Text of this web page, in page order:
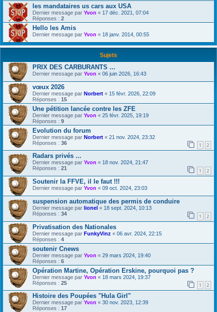
les mandataires us cars aux USA
Dernier message par Yvon « 17 déc. 2021, 07:04
Réponses : 2
Hello les Amis
Dernier message par Yvon « 18 janv. 2014, 00:55
Sujets
PRIX DES CARBURANTS ...
Dernier message par Yvon « 06 juin 2026, 16:43
vœux 2026
Dernier message par Norbert « 15 févr. 2026, 22:09
Réponses : 15
Une pétition lancée contre les ZFE
Dernier message par Yvon « 25 févr. 2025, 19:19
Réponses : 9
Evolution du forum
Dernier message par Norbert « 21 nov. 2024, 23:32
Réponses : 36 1 2
Radars privés ...
Dernier message par Yvon « 18 nov. 2024, 21:47
Réponses : 21 1 2
Soutenir la FFVE, il le faut !!!
Dernier message par Yvon « 09 oct. 2024, 23:03
suspension automatique des permis de conduire
Dernier message par lionel « 18 sept. 2024, 10:13
Réponses : 34 1 2
Privatisation des Nationales
Dernier message par FunkyVinz « 06 avr. 2024, 22:15
Réponses : 4
soutenir Cnews
Dernier message par Yvon « 29 mars 2024, 19:40
Réponses : 6
Opération Martine, Opération Erskine, pourquoi pas ?
Dernier message par Yvon « 18 mars 2024, 19:37
Réponses : 25 1 2
Histoire des Poupées "Hula Girl"
Dernier message par Yvon « 30 nov. 2023, 12:39
Réponses : 17